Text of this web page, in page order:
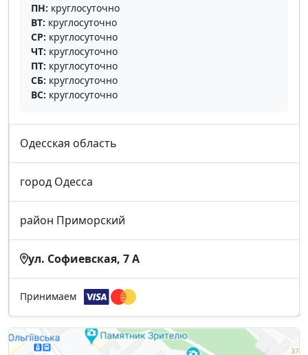
ПН: круглосуточно
ВТ: круглосуточно
СР: круглосуточно
ЧТ: круглосуточно
ПТ: круглосуточно
СБ: круглосуточно
ВС: круглосуточно
Одесская область
город Одесса
район Приморский
ул. Софиевская, 7 А
Принимаем